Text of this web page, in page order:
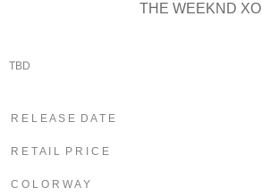
THE WEEKND XO
TBD
R E L E A S E D A T E
R E T A I L P R I C E
C O L O R W A Y